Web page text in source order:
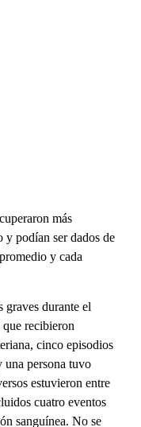
más
y podían ser dados de
y cada
graves durante el
recibieron
cinco episodios
una persona tuvo
estuvieron entre
cuatro eventos
sanguínea. No se